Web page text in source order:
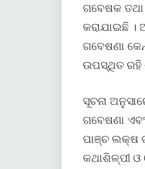
ଗବେଷକ
କରାଯାଇଛି
ଗବେଷଣା
ଉପସ୍ଥିତ ରହି
ସୂଚନା
ଗବେଷଣା
ପାଞ୍ଚ ଲକ୍ଷ
କଥାଶିଳ୍ପୀ ଓ